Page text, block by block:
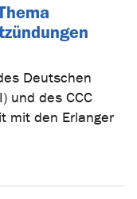
Deutschen
und des CCC
mit den Erlanger